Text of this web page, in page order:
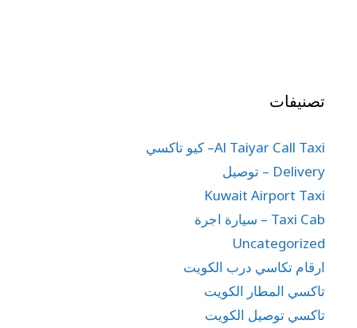
تصنيفات
Al Taiyar Call Taxi– كيو تاكسي
Delivery – توصيل
Kuwait Airport Taxi
Taxi Cab – سيارة اجرة
Uncategorized
ارقام تكاسي درب الكويت
تاكسي المطار الكويت
تاكسي توصيل الكويت